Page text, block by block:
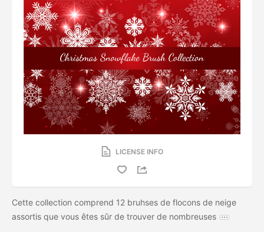
LICENSE INFO
Cette collection comprend 12 bruhses de flocons de neige
assortis que vous êtes sûr de trouver de nombreuses